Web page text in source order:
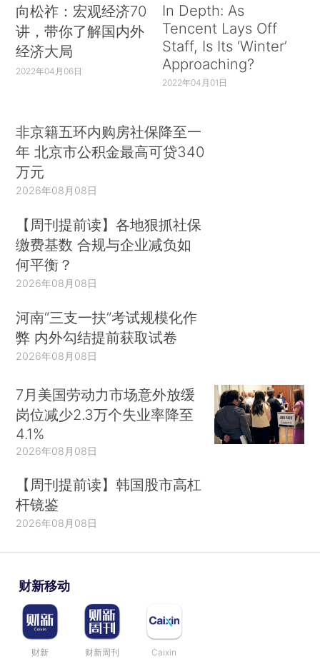
向松祚：宏观经济70
讲，带你了解国内外
经济大局
2022年04月06日
In Depth: As
Tencent Lays Off
Staff, Is Its ‘Winter’
Approaching?
2022年04月01日
非京籍五环内购房社保降至一
年 北京市公积金最高可贷340
万元
2026年08月08日
【周刊提前读】各地狠抓社保
缴费基数 合规与企业减负如
何平衡？
2026年08月08日
河南“三支一扶”考试规模化作
弊 内外勾结提前获取试卷
2026年08月08日
7月美国劳动力市场意外放缓
岗位减少2.3万个失业率降至
4.1%
2026年08月08日
【周刊提前读】韩国股市高杠
杆镜鉴
2026年08月08日
财新移动
财新 财新周刊 Caixin